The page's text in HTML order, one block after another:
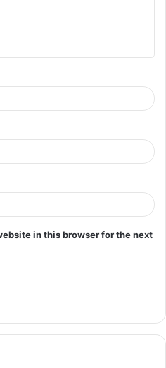
in this browser for the next